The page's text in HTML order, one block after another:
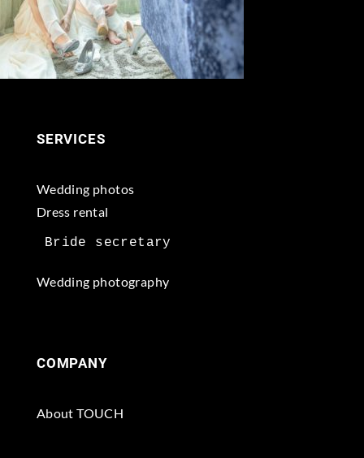
SERVICES
Wedding photos
Dress rental
Wedding photography
COMPANY
About TOUCH